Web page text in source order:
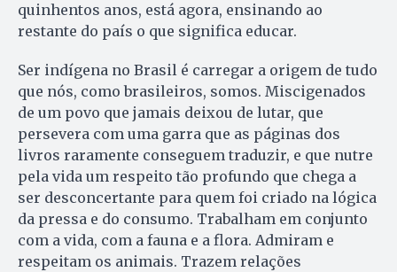
quinhentos anos, está agora, ensinando ao
restante do país o que significa educar.
Ser indígena no Brasil é carregar a origem de tudo
que nós, como brasileiros, somos. Miscigenados
de um povo que jamais deixou de lutar, que
persevera com uma garra que as páginas dos
livros raramente conseguem traduzir, e que nutre
pela vida um respeito tão profundo que chega a
ser desconcertante para quem foi criado na lógica
da pressa e do consumo. Trabalham em conjunto
com a vida, com a fauna e a flora. Admiram e
respeitam os animais. Trazem relações